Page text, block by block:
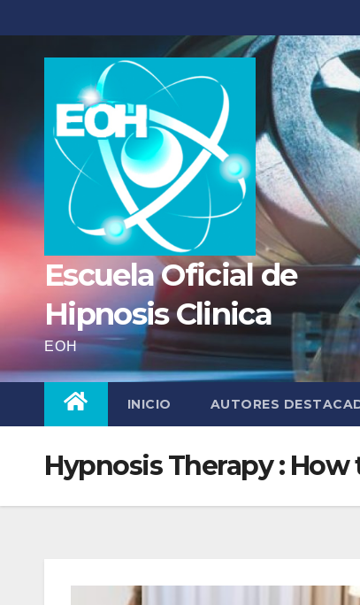
Escuela Oficial de
Hipnosis Clinica
EOH
INICIO AUTORES
Hypnosis Therapy :